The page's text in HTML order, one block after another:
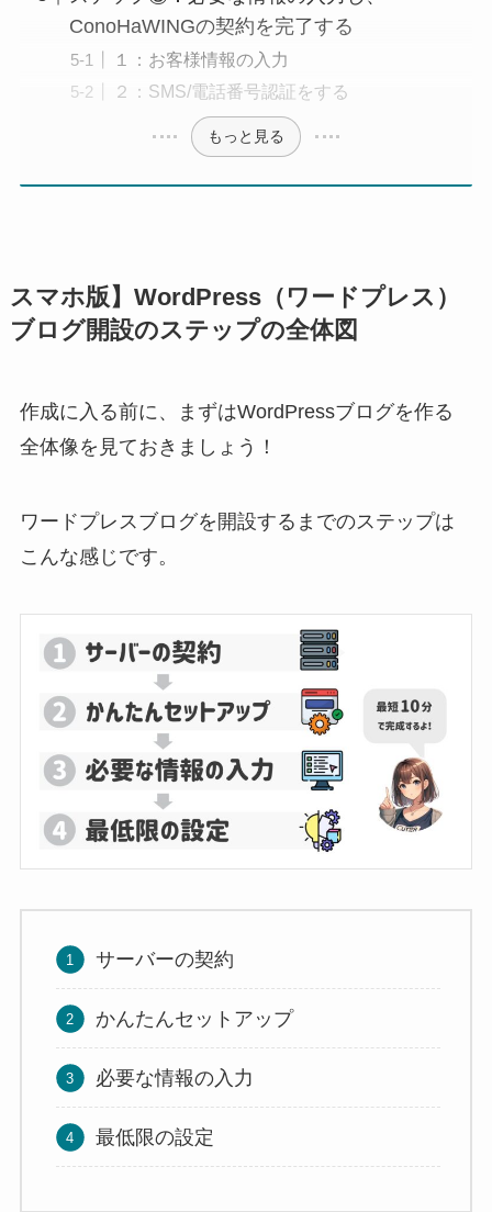
ConoHaWINGの契約を完了する
１：お客様情報の入力
２：SMS/電話番号認証をする
もっと見る
スマホ版】WordPress（ワードプレス）
ブログ開設のステップの全体図
作成に入る前に、まずはWordPressブログを作る
全体像を見ておきましょう！
ワードプレスブログを開設するまでのステップは
こんな感じです。
サーバーの契約
かんたんセットアップ
必要な情報の入力
最低限の設定